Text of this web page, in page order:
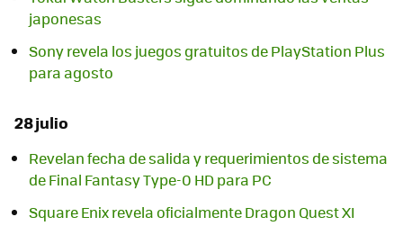
japonesas
Sony revela los juegos gratuitos de PlayStation Plus
para agosto
28 julio
Revelan fecha de salida y requerimientos de sistema
de Final Fantasy Type-0 HD para PC
Square Enix revela oficialmente Dragon Quest XI